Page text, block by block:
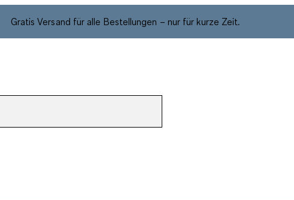
Gratis Versand für alle Bestellungen – nur für kurze Zeit.